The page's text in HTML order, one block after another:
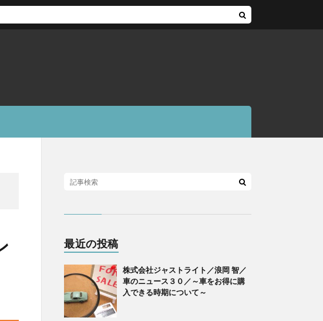
最近の投稿
株式会社ジャストライト／浪岡 智／
車のニュース３０／～車をお得に購
入できる時期について～